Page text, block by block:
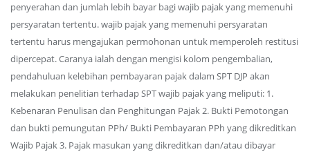
penyerahan dan jumlah lebih bayar bagi wajib pajak yang memenuhi
persyaratan tertentu. wajib pajak yang memenuhi persyaratan
tertentu harus mengajukan permohonan untuk memperoleh restitusi
dipercepat. Caranya ialah dengan mengisi kolom pengembalian,
pendahuluan kelebihan pembayaran pajak dalam SPT DJP akan
melakukan penelitian terhadap SPT wajib pajak yang meliputi: 1.
Kebenaran Penulisan dan Penghitungan Pajak 2. Bukti Pemotongan
dan bukti pemungutan PPh/ Bukti Pembayaran PPh yang dikreditkan
Wajib Pajak 3. Pajak masukan yang dikreditkan dan/atau dibayar